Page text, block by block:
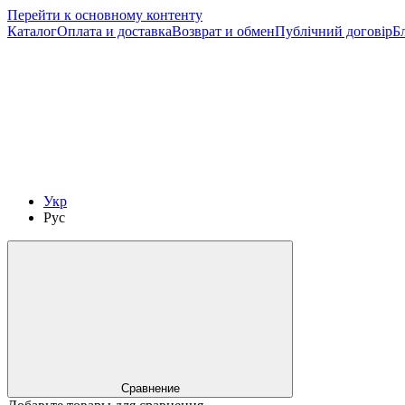
Перейти к основному контенту
КаталогОплата и доставкаВозврат и обменПублічний договір
Укр
Рус
Сравнение